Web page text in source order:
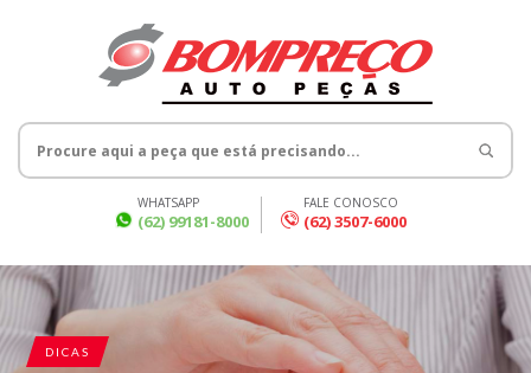
WHATSAPP
(62) 99181-8000
FALE CONOSCO
(62) 3507-6000
DICAS